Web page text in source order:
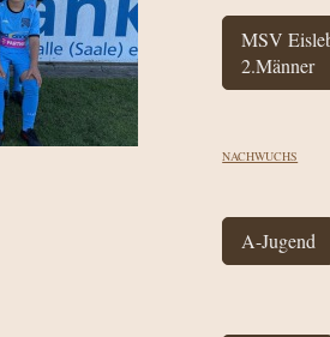
MSV
2.Männer
NACHWUCHS
A-Jugend